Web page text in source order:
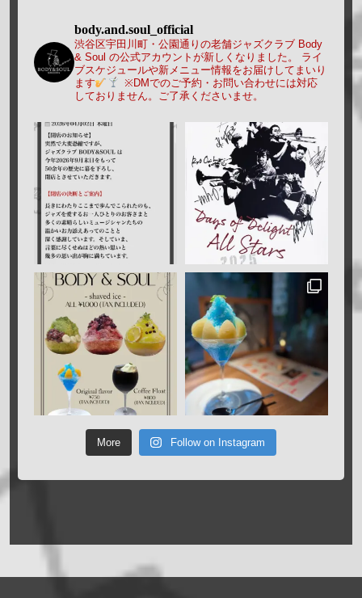
body.and.soul_official
渋谷区宇田川町・公園通りの老舗ジャズクラブ Body
& Soul の公式アカウントが新しくなりました。
ライ
ブスケジュールや新メニュー情報をお届けしてまいり
ます
※DMでのご予約・お問い合わせには対応
しておりません。ご了承くださいませ。
More Follow on Instagram